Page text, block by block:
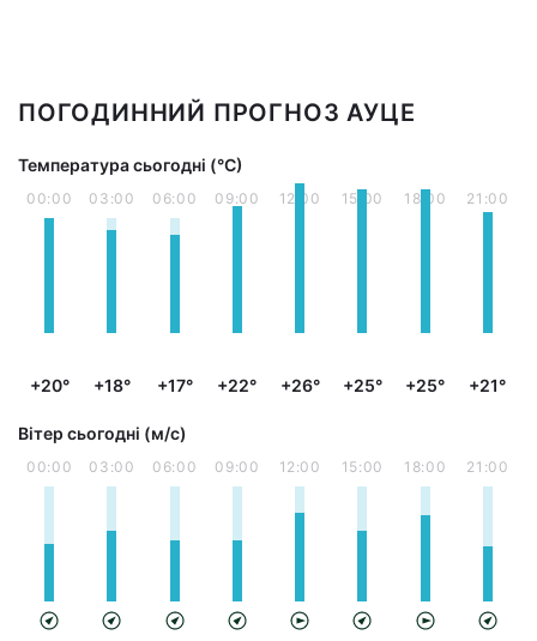
ПОГОДИННИЙ ПРОГНОЗ АУЦЕ
Температура сьогодні (°С)
00:00
+20°
03:00
+18°
06:00
+17°
09:00
+22°
12:00
+26°
15:00
+25°
18:00
+25°
21:00
+21°
Вітер сьогодні (м/с)
00:00 03:00 06:00 09:00 12:00 15:00 18:00 21:00